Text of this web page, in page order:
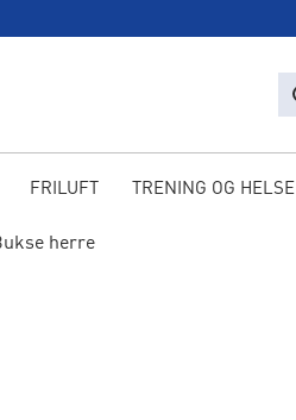
FRILUFT TRENING OG HELSE
herre